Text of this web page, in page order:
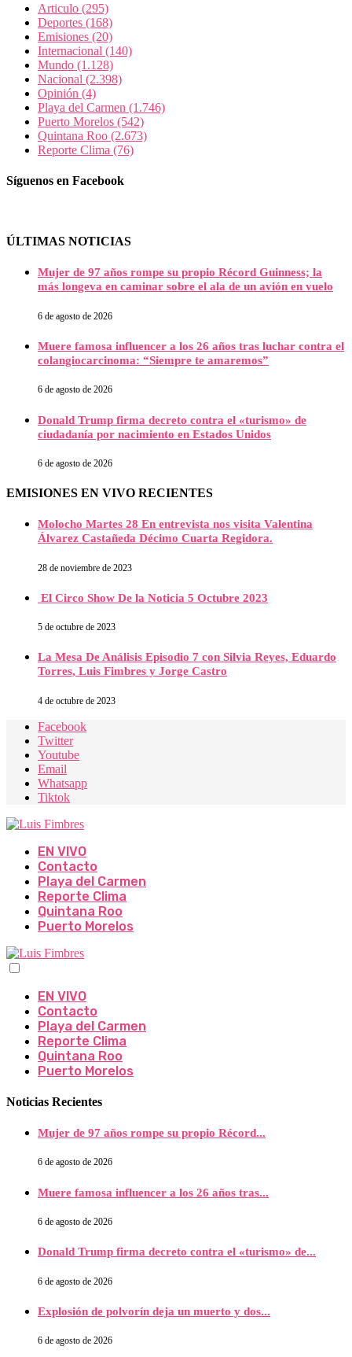
Articulo (295)
Deportes (168)
Emisiones (20)
Internacional (140)
Mundo (1.128)
Nacional (2.398)
Opinión (4)
Playa del Carmen (1.746)
Puerto Morelos (542)
Quintana Roo (2.673)
Reporte Clima (76)
Síguenos en Facebook
ÚLTIMAS NOTICIAS
Mujer de 97 años rompe su propio Récord Guinness; la
más longeva en caminar sobre el ala de un avión en vuelo
6 de agosto de 2026
Muere famosa influencer a los 26 años tras luchar contra el
colangiocarcinoma: “Siempre te amaremos”
6 de agosto de 2026
Donald Trump firma decreto contra el «turismo» de
ciudadanía por nacimiento en Estados Unidos
6 de agosto de 2026
EMISIONES EN VIVO RECIENTES
Molocho Martes 28 En entrevista nos visita Valentina
Álvarez Castañeda Décimo Cuarta Regidora.
28 de noviembre de 2023
El Circo Show De la Noticia 5 Octubre 2023
5 de octubre de 2023
La Mesa De Análisis Episodio 7 con Silvia Reyes, Eduardo
Torres, Luis Fimbres y Jorge Castro
4 de octubre de 2023
Facebook
Twitter
Youtube
Email
Whatsapp
Tiktok
EN VIVO
Contacto
Playa del Carmen
Reporte Clima
Quintana Roo
Puerto Morelos
EN VIVO
Contacto
Playa del Carmen
Reporte Clima
Quintana Roo
Puerto Morelos
Noticias Recientes
Mujer de 97 años rompe su propio Récord...
6 de agosto de 2026
Muere famosa influencer a los 26 años tras...
6 de agosto de 2026
Donald Trump firma decreto contra el «turismo» de...
6 de agosto de 2026
Explosión de polvorín deja un muerto y dos...
6 de agosto de 2026